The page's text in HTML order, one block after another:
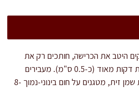
היטב את הכרישה, חותכים רק את
החלק הלבן לטבעות דקות מאוד (כ-0.5 ס"מ). מעבירים
למחבת עם 2 כפות שמן זית, מטגנים על חום בינוני-נמוך 8-